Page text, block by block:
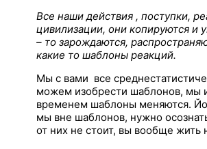
Все наши действия , поступки,
цивилизации, они копируются и
– то зарождаются,
какие то шаблоны реакций.
Мы с вами все
можем изобрести шаблонов, мы
временем шаблоны меняются.
мы вне шаблонов, нужно
от них не стоит, вы вообще жить